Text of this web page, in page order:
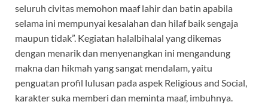
seluruh civitas memohon maaf lahir dan batin apabila
selama ini mempunyai kesalahan dan hilaf baik sengaja
maupun tidak”. Kegiatan halalbihalal yang dikemas
dengan menarik dan menyenangkan ini mengandung
makna dan hikmah yang sangat mendalam, yaitu
penguatan profil lulusan pada aspek Religious and Social,
karakter suka memberi dan meminta maaf, imbuhnya.